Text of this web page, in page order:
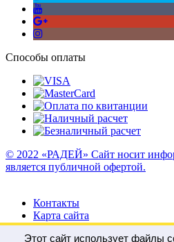
Способы оплаты
© 2022 «РАДЕЙ» Сайт носит
является публичной офертой.
Контакты
Карта сайта
Этот сайт использует файлы